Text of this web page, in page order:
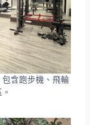
含跑步機、飛輪